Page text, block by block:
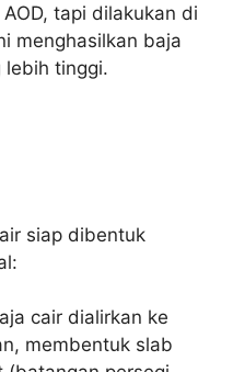
AOD, tapi dilakukan di
menghasilkan baja
lebih tinggi.
siap dibentuk
cair dialirkan ke
membentuk slab